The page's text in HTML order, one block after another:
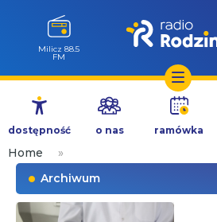
Przejdź
treści
Milicz 88.5
FM
dostępność o nas ramówka
Home
»
Archiwum